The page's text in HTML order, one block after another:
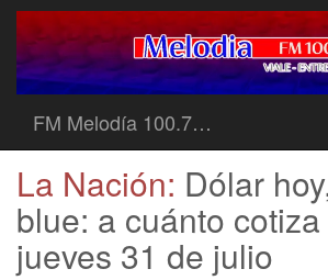
FM Melodía 100.7…
La Nación: Dólar
blue: a cuánto
jueves 31 de julio